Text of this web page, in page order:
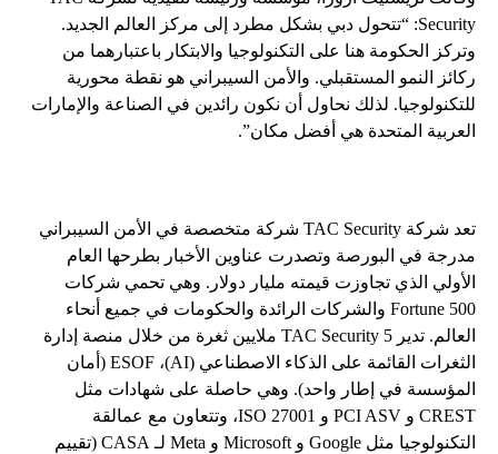
Security: “تتحول دبي بشكل مطرد إلى مركز العالم الجديد.
وتركز الحكومة هنا على التكنولوجيا والابتكار باعتبارهما من
ركائز النمو المستقبلي. والأمن السيبراني هو نقطة محورية
للتكنولوجيا. لذلك نحاول أن نكون رائدين في الصناعة والإمارات
العربية المتحدة هي أفضل مكان”.
تعد شركة TAC Security شركة متخصصة في الأمن السيبراني
مدرجة في البورصة وتصدرت عناوين الأخبار بطرحها العام
الأولي الذي تجاوزت قيمته مليار دولار. وهي تحمي شركات
Fortune 500 والشركات الرائدة والحكومات في جميع أنحاء
العالم. تدير TAC Security 5 ملايين ثغرة من خلال منصة إدارة
الثغرات القائمة على الذكاء الاصطناعي (AI)، ESOF (أمان
المؤسسة في إطار واحد). وهي حاصلة على شهادات مثل
CREST و PCI ASV و ISO 27001، وتتعاون مع عمالقة
التكنولوجيا مثل Google و Microsoft و Meta لـ CASA (تقييم